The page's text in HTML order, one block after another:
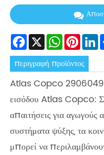
Facebook
X WhatsApp
περιγραφή προϊόντος
Atlas Copco
εισόδου Atlas Copco:
απαιτήσεις για αγωγούς
συστήματα ψύξης, τα
μπορεί να